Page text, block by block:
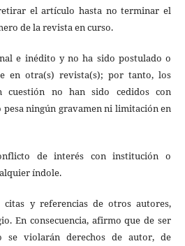
el artículo hasta no terminar el
de la revista en curso.
e inédito y no ha sido postulado o
en otra(s) revista(s); por tanto, los
cuestión no han sido cedidos con
ningún gravamen ni limitación en
de interés con institución o
índole.
y referencias de otros autores,
En consecuencia, afirmo que de ser
se violarán derechos de autor, de